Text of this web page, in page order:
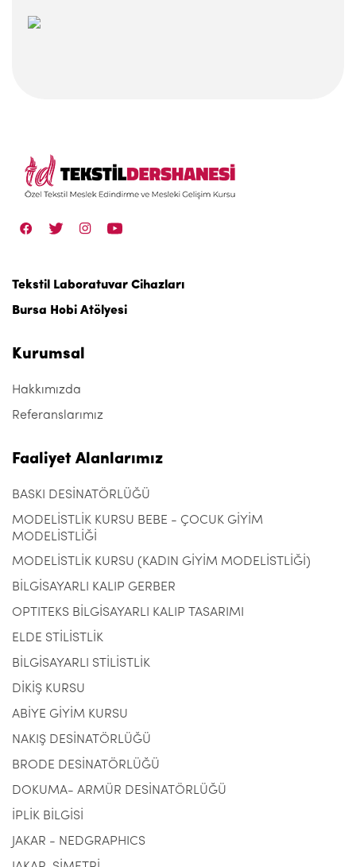
Tekstil Laboratuvar Cihazları
Bursa Hobi Atölyesi
Kurumsal
Hakkımızda
Referanslarımız
Faaliyet Alanlarımız
BASKI DESİNATÖRLÜĞÜ
MODELİSTLİK KURSU BEBE - ÇOCUK GİYİM
MODELİSTLİĞİ
MODELİSTLİK KURSU (KADIN GİYİM MODELİSTLİĞİ)
BİLGİSAYARLI KALIP GERBER
OPTITEKS BİLGİSAYARLI KALIP TASARIMI
ELDE STİLİSTLİK
BİLGİSAYARLI STİLİSTLİK
DİKİŞ KURSU
ABİYE GİYİM KURSU
NAKIŞ DESİNATÖRLÜĞÜ
BRODE DESİNATÖRLÜĞÜ
DOKUMA- ARMÜR DESİNATÖRLÜĞÜ
İPLİK BİLGİSİ
JAKAR - NEDGRAPHICS